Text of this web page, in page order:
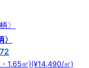
1.65㎡)(¥14,490/㎡)